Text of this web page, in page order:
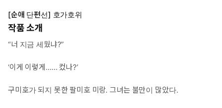
[순애 단편선] 호가호위
작품 소개
“너 지금 세웠냐?”
‘이게 이렇게…… 컸나?’
구미호가 되지 못한 팔미호 미랑. 그녀는 불만이 많았다.